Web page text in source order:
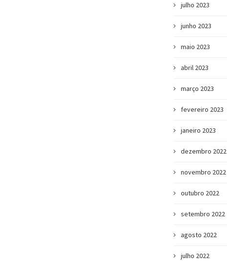
julho 2023
junho 2023
maio 2023
abril 2023
março 2023
fevereiro 2023
janeiro 2023
dezembro 2022
novembro 2022
outubro 2022
setembro 2022
agosto 2022
julho 2022